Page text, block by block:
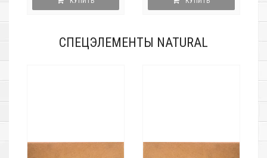
СПЕЦЭЛЕМЕНТЫ NATURAL